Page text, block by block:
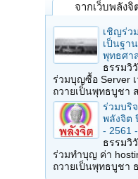
จากเว็บพลังจิ
เชิญร่ว
เป็นฐา
พุทธศา
ธรรมวิ
ร่วมบุญซื้อ Server
ถวายเป็นพุทธบูชา
ร่วมบริ
พลังจิต
- 2561
ธรรมวิ
ร่วมทำบุญ ค่า
ถวายเป็นพุทธบูชา